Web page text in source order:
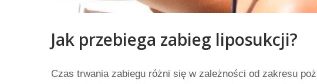
Jak przebiega zabieg liposukcji?
Czas trwania zabiegu różni się w zależności od zakresu